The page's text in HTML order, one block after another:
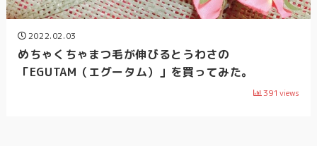
2022.02.03
めちゃくちゃまつ毛が伸びるとうわさの
「EGUTAM（エグータム）」を買ってみた。
391 views